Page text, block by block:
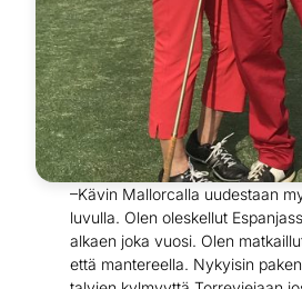
–Kävin Mallorcalla uudestaan
luvulla. Olen oleskellut
alkaen joka vuosi. Olen
että mantereella. Nykyisin